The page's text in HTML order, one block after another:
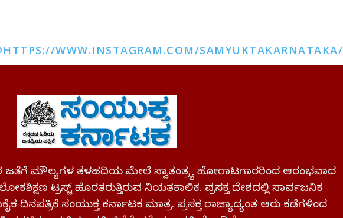
WWW.INSTAGRAM.COM/SAMYUKTAKARNATAKA/
ಜತೆಗೆ ಮೌಲ್ಯಗಳ ತಳಹದಿಯ ಮೇಲೆ ಸ್ವಾತಂತ್ರ್ಯ ಹೋರಾಟಗಾರರಿಂದ ಆರಂಭವಾದ
ಟ್ರಸ್ಟ್ ಹೊರತರುತ್ತಿರುವ ನಿಯತಕಾಲಿಕ. ಪ್ರಸಕ್ತ ದೇಶದಲ್ಲಿ ಸಾರ್ವಜನಿಕ
ದಿನಪತ್ರಿಕೆ ಸಂಯುಕ್ತ ಕರ್ನಾಟಕ ಮಾತ್ರ. ಪ್ರಸಕ್ತ ರಾಜ್ಯಾದ್ಯಂತ ಆರು ಕಡೆಗಳಿಂದ